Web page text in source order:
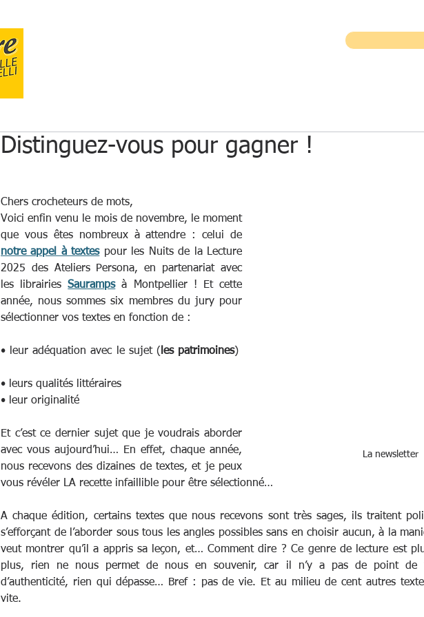
Distinguez-vous pour gagner !
La newsletter
Chers crocheteurs de mots,
Voici enfin venu le mois de novembre, le moment
notre appel à textes pour les Nuits de la Lecture
2025 des Ateliers Persona, en partenariat avec
les librairies Sauramps à Montpellier ! Et cette
année, nous sommes six membres du jury pour
sélectionner vos textes en fonction de :
• leur adéquation avec le sujet ( les patrimoines)
• leurs qualités littéraires
• leur originalité
Et c’est ce dernier sujet que je voudrais aborder
avec vous aujourd’hui… En effet, chaque année,
nous recevons des dizaines de textes, et je peux
vous révéler LA recette infaillible pour être sélectionné…
A chaque édition, certains textes que nous recevons sont très sages, ils traitent
s’efforçant de l’aborder sous tous les angles possibles sans en choisir aucun, à la
veut montrer qu’il a appris sa leçon, et… Comment dire ? Ce genre de lecture est
plus, rien ne nous permet de nous en souvenir, car il n’y a pas de point de
d’authenticité, rien qui dépasse… Bref : pas de vie. Et au milieu de cent autres
vite.